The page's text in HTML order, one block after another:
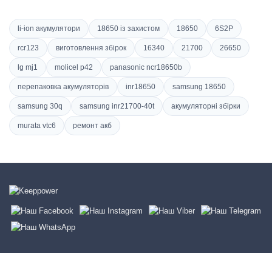
li-ion акумулятори 18650 із захистом 18650 6S2P
rcr123 виготовлення збірок 16340 21700 26650
lg mj1 molicel p42 panasonic ncr18650b
перепаковка акумуляторів inr18650 samsung 18650
samsung 30q samsung inr21700-40t акумуляторні збірки
murata vtc6 ремонт акб